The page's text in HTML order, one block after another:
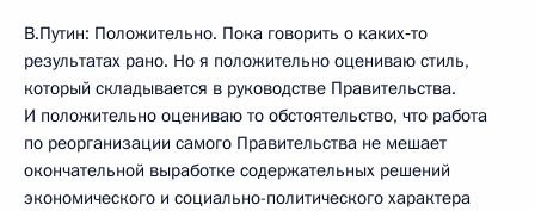
В.Путин: Положительно. Пока говорить о каких‑то
результатах рано. Но я положительно оцениваю стиль,
который складывается в руководстве Правительства.
И положительно оцениваю то обстоятельство, что работа
по реорганизации самого Правительства не мешает
окончательной выработке содержательных решений
экономического и социально-политического характера